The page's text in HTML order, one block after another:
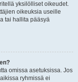
yksilölliset oikeudet.
oikeuksia useille
tai hallita pääsyä
omissa asetuksissa. Jos
ryhmissä ei